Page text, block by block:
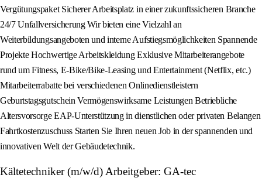
Vergütungspaket Sicherer Arbeitsplatz in einer zukunftssicheren Branche
24/7 Unfallversicherung Wir bieten eine Vielzahl an
Weiterbildungsangeboten und interne Aufstiegsmöglichkeiten Spannende
Projekte Hochwertige Arbeitskleidung Exklusive Mitarbeiterangebote
rund um Fitness, E-Bike/Bike-Leasing und Entertainment (Netflix, etc.)
Mitarbeiterrabatte bei verschiedenen Onlinedienstleistern
Geburtstagsgutschein Vermögenswirksame Leistungen Betriebliche
Altersvorsorge EAP-Unterstützung in dienstlichen oder privaten Belangen
Fahrtkostenzuschuss Starten Sie Ihren neuen Job in der spannenden und
innovativen Welt der Gebäudetechnik.
Kältetechniker (m/w/d) Arbeitgeber: GA-tec